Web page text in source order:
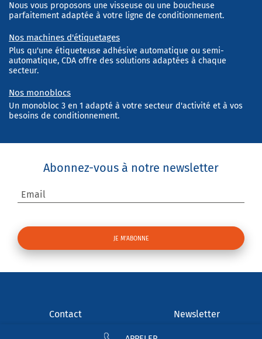
Nous vous proposons une visseuse ou une boucheuse
parfaitement adaptée à votre ligne de conditionnement.
Nos machines d'étiquetages
Plus qu'une étiqueteuse adhésive automatique ou semi-
automatique, CDA offre des solutions adaptées à chaque
secteur.
Nos monoblocs
Un monobloc 3 en 1 adapté à votre secteur d'activité et à vos
besoins de conditionnement.
Abonnez-vous à notre newsletter
Email
Contact Newsletter